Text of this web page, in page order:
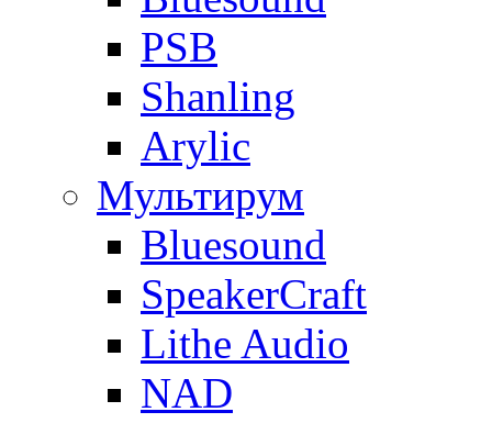
PSB
Shanling
Arylic
Мультирум
Bluesound
SpeakerCraft
Lithe Audio
NAD